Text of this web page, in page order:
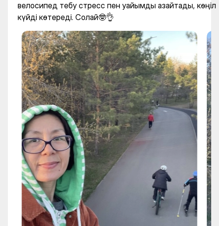
велосипед тебу стресс пен уайымды азайтады, көңіл
күйді көтереді. Солай🤓👌